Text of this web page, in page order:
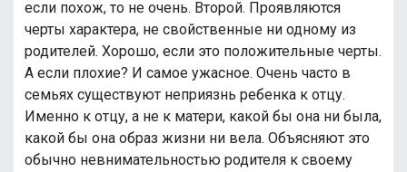
если похож, то не очень. Второй. Проявляются
черты характера, не свойственные ни одному из
родителей. Хорошо, если это положительные черты.
А если плохие? И самое ужасное. Очень часто в
семьях существуют неприязнь ребенка к отцу.
Именно к отцу, а не к матери, какой бы она ни была,
какой бы она образ жизни ни вела. Объясняют это
обычно невнимательностью родителя к своему